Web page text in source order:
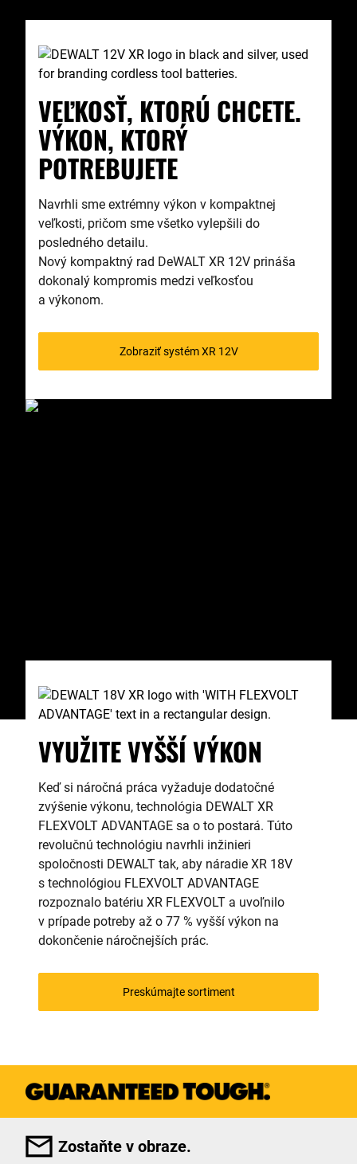
VEĽKOSŤ, KTORÚ CHCETE.
VÝKON, KTORÝ
POTREBUJETE
Navrhli sme extrémny výkon v kompaktnej
veľkosti, pričom sme všetko vylepšili do
posledného detailu.
Nový kompaktný rad DeWALT XR 12V prináša
dokonalý kompromis medzi veľkosťou
a výkonom.
Zobraziť systém XR 12V
VYUŽITE VYŠŠÍ VÝKON
Keď si náročná práca vyžaduje dodatočné
zvýšenie výkonu, technológia DEWALT XR
FLEXVOLT ADVANTAGE sa o to postará. Túto
revolučnú technológiu navrhli inžinieri
spoločnosti DEWALT tak, aby náradie XR 18V
s technológiou FLEXVOLT ADVANTAGE
rozpoznalo batériu XR FLEXVOLT a uvoľnilo
v prípade potreby až o 77 % vyšší výkon na
dokončenie náročnejších prác.
Preskúmajte sortiment
Zostaňte v obraze.